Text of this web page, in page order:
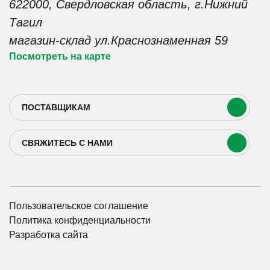
Тактильная плитка
+7 (922) 020-71-70
+7 (952) 734-70-94
sale@keramzit-nt.ru
manager@keramzit-nt.ru
622000, Свердловская область, г.Нижний
Тагил
магазин-склад ул.Краснознаменная 59
Посмотреть на карте
ПОСТАВЩИКАМ
СВЯЖИТЕСЬ С НАМИ
Пользовательское соглашение
Политика конфиденциальности
Разработка сайта